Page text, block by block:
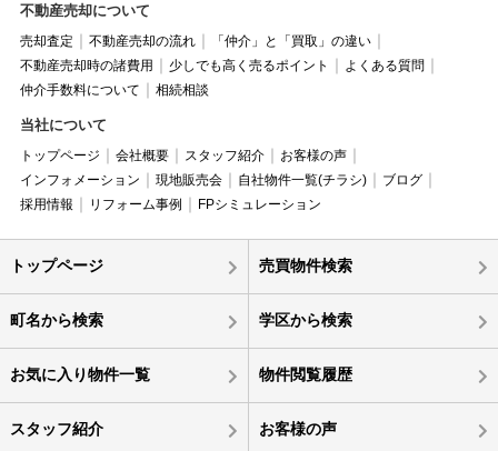
不動産売却について
売却査定 不動産売却の流れ
「仲介」と「買取」の違い
不動産売却時の諸費用
少しでも高く売るポイント
よくある質問
仲介手数料について
相続相談
当社について
トップページ 会社概要 スタッフ紹介
お客様の声
インフォメーション
現地販売会 自社物件一覧(チラシ)
ブログ
採用情報
リフォーム事例 FPシミュレーション
トップページ 売買物件検索
町名から検索 学区から検索
お気に入り物件一覧 物件閲覧履歴
スタッフ紹介 お客様の声